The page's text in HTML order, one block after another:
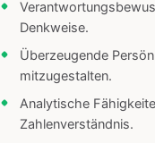
Denkweise.
Überzeugende
mitzugestalten.
Analytische
Zahlenverständnis.